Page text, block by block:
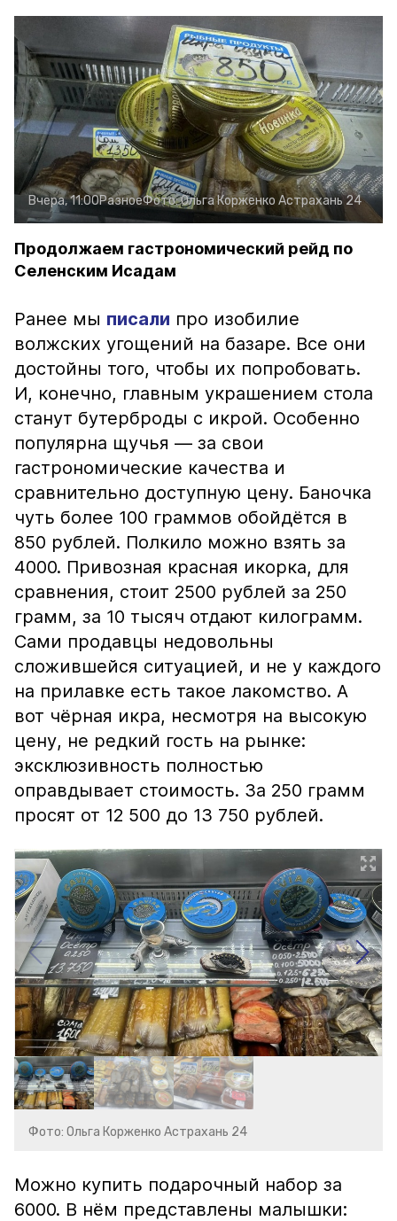
Вчера, 11:00РазноеФото:Ольга Корженко Астрахань 24
Продолжаем гастрономический рейд по
Селенским Исадам
Ранее мы писали про изобилие
волжских угощений на базаре. Все они
достойны того, чтобы их попробовать.
И, конечно, главным украшением стола
станут бутерброды с икрой. Особенно
популярна щучья — за свои
гастрономические качества и
сравнительно доступную цену. Баночка
чуть более 100 граммов обойдётся в
850 рублей. Полкило можно взять за
4000. Привозная красная икорка, для
сравнения, стоит 2500 рублей за 250
грамм, за 10 тысяч отдают килограмм.
Сами продавцы недовольны
сложившейся ситуацией, и не у каждого
на прилавке есть такое лакомство. А
вот чёрная икра, несмотря на высокую
цену, не редкий гость на рынке:
эксклюзивность полностью
оправдывает стоимость. За 250 грамм
просят от 12 500 до 13 750 рублей.
Фото: Ольга Корженко Астрахань 24
Можно купить подарочный набор за
6000. В нём представлены малышки: